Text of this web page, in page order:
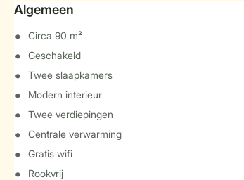
Algemeen
Circa 90 m²
Geschakeld
Twee slaapkamers
Modern interieur
Twee verdiepingen
Centrale verwarming
Gratis wifi
Rookvrij